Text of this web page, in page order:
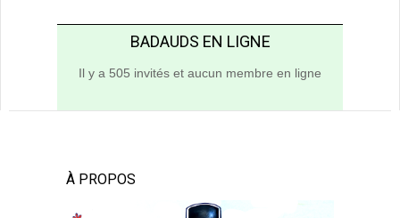
BADAUDS EN LIGNE
Il y a 505 invités et aucun membre en ligne
À PROPOS